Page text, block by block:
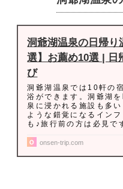
洞爺湖温泉の日帰り
選】お薦め10選 | 日
び
洞爺湖温泉では10軒の
浴ができます。洞爺湖
泉に浸かれる施設も多
ような錯覚になるイン
も♪旅行前の方は必見で
onsen-trip.com